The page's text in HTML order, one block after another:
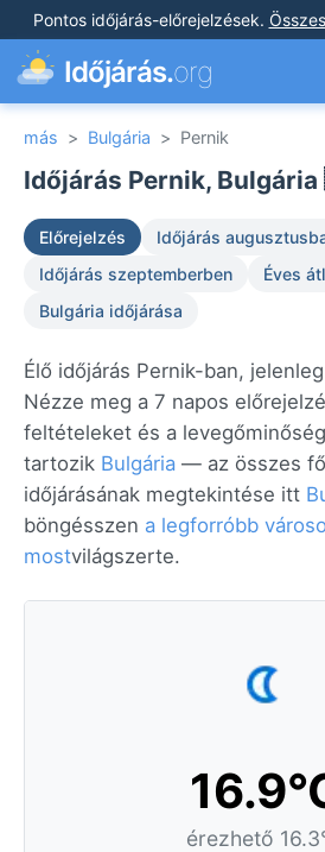
Pontos időjárás-előrejelzések.
Időjárás.org
más > Bulgária > Pernik
Időjárás Pernik,
Előrejelzés
Időjárás
Időjárás szeptemberben
Éves
Bulgária időjárása
Élő időjárás Pernik-ban,
Nézze meg a 7 napos
feltételeket és a
tartozik Bulgária — az összes
időjárásának megtekintése itt
böngésszen a legforróbb
mostvilágszerte.
érezhető